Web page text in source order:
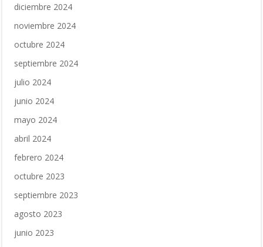
diciembre 2024
noviembre 2024
octubre 2024
septiembre 2024
julio 2024
junio 2024
mayo 2024
abril 2024
febrero 2024
octubre 2023
septiembre 2023
agosto 2023
junio 2023